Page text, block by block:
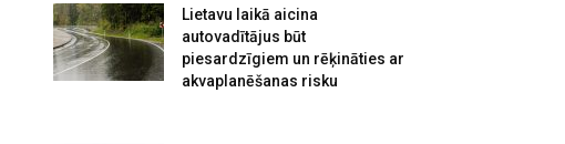
Lietavu laikā aicina
autovadītājus būt
piesardzīgiem un rēķināties ar
akvaplanēšanas risku